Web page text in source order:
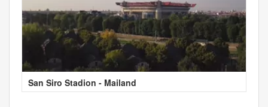
San Siro Stadion - Mailand